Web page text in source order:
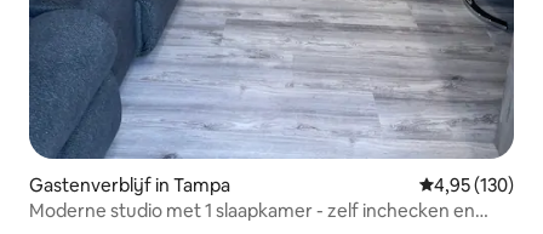
Gastenverblijf in Tampa Gemiddelde
4,95 (130)
Moderne studio met 1 slaapkamer - zelf inchecken en